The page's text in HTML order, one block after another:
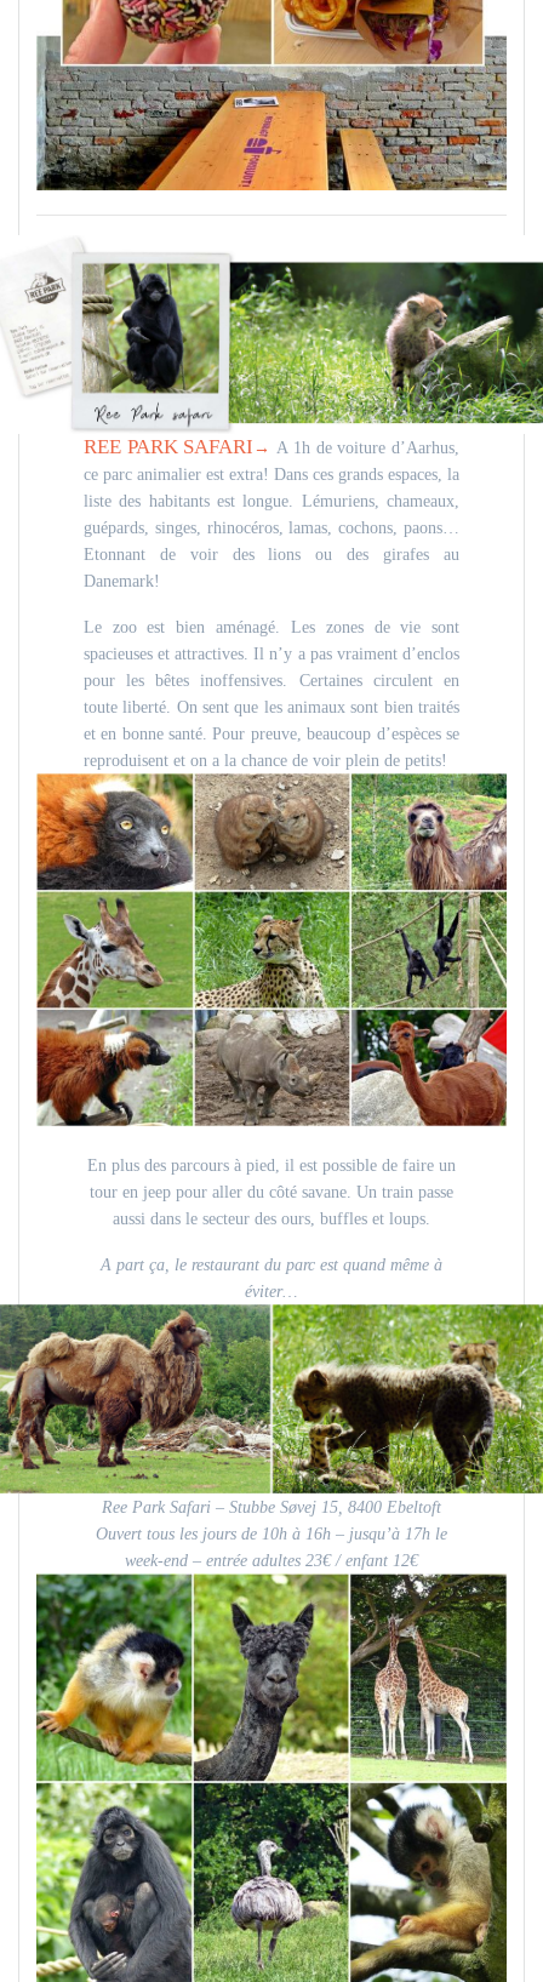
REE PARK SAFARI → A 1h de voiture d’Aarhus,
ce parc animalier est extra! Dans ces grands espaces, la
liste des habitants est longue. Lémuriens, chameaux,
guépards, singes, rhinocéros, lamas, cochons, paons…
Etonnant de voir des lions ou des girafes au
Danemark!
Le zoo est bien aménagé. Les zones de vie sont
spacieuses et attractives. Il n’y a pas vraiment d’enclos
pour les bêtes inoffensives. Certaines circulent en
toute liberté. On sent que les animaux sont bien traités
et en bonne santé. Pour preuve, beaucoup d’espèces se
reproduisent et on a la chance de voir plein de petits!
En plus des parcours à pied, il est possible de faire un
tour en jeep pour aller du côté savane. Un train passe
aussi dans le secteur des ours, buffles et loups.
A part ça, le restaurant du parc est quand même à
éviter…
Ree Park Safari – Stubbe Søvej 15, 8400 Ebeltoft
Ouvert tous les jours de 10h à 16h – jusqu’à 17h le
week-end – entrée adultes 23€ / enfant 12€